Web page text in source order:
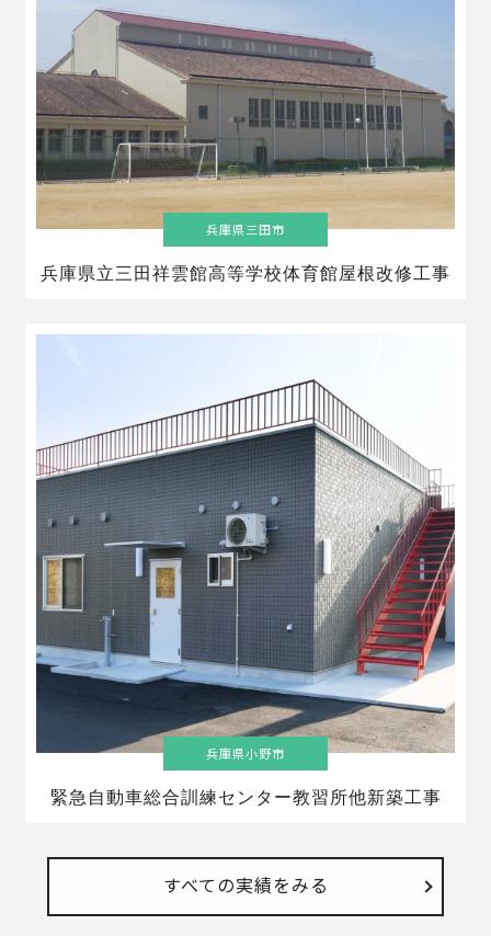
兵庫県三田市
兵庫県立三田祥雲館高等学校体育館屋根改修工事
兵庫県小野市
緊急自動車総合訓練センター教習所他新築工事
すべての実績をみる